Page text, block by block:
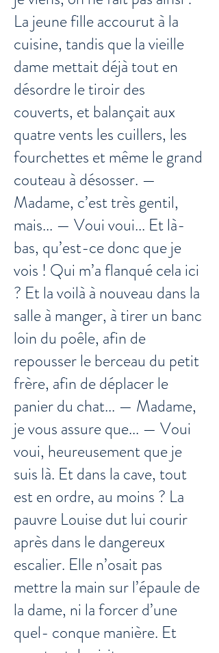
La jeune fille accourut à la
cuisine, tandis que la vieille
dame mettait déjà tout en
désordre le tiroir des
couverts, et balançait aux
quatre vents les cuillers, les
fourchettes et même le grand
couteau à désosser. —
Madame, c’est très gentil,
mais... — Voui voui... Et là-
bas, qu’est-ce donc que je
vois ! Qui m’a flanqué cela ici
? Et la voilà à nouveau dans la
salle à manger, à tirer un banc
loin du poêle, afin de
repousser le berceau du petit
frère, afin de déplacer le
panier du chat... — Madame,
je vous assure que... — Voui
voui, heureusement que je
suis là. Et dans la cave, tout
est en ordre, au moins ? La
pauvre Louise dut lui courir
après dans le dangereux
escalier. Elle n’osait pas
mettre la main sur l’épaule de
la dame, ni la forcer d’une
quel- conque manière. Et